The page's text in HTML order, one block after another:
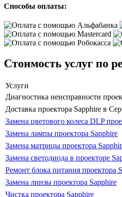
Способы оплаты:
Стоимость услуг по
Услуги
Диагностика неисправности
Доставка проектора Sapphire в
Замена цветового колеса DLP
Замена лампы проектора Sapphire
Замена матрицы проектора
Замена светодиода в проекторе
Ремонт блока питания проектора
Замена линзы проектора Sapphire
Чистка проектора Sapphire